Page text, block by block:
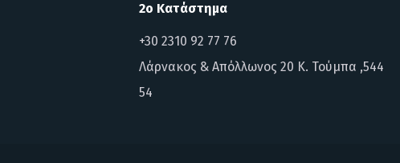
2ο Κατάστημα
+30 2310 92 77 76
Λάρνακος & Απόλλωνος 20 Κ. Τούμπα ,544
54